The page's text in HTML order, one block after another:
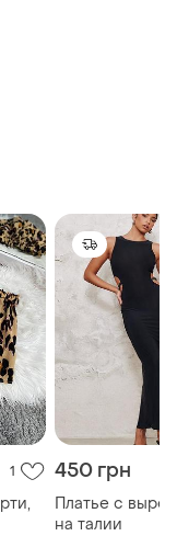
1 450 грн
Платье с
на талии